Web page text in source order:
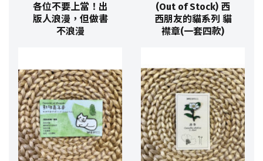
各位不要上當！出
版人浪漫，但做書
不浪漫
(Out of Stock) 西
西朋友的貓系列 貓
襟章(一套四款)